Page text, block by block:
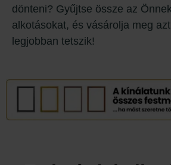
dönteni? Gyűjtse össze az
alkotásokat, és vásárolja meg
legjobban tetszik!